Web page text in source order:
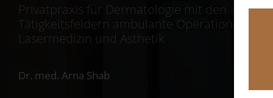
Privatpraxis für Dermatologie mit den
Tätigkeitsfeldern ambulante Operationen,
Lasermedizin und Ästhetik
Dr. med. Arna Shab